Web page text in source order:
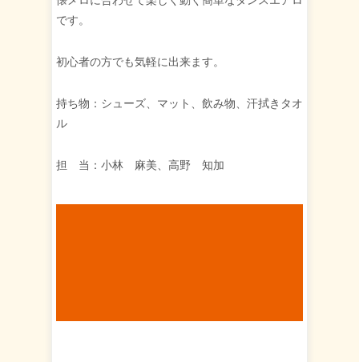
です。
初心者の方でも気軽に出来ます。
持ち物：シューズ、マット、飲み物、汗拭きタオ
ル
担 当：小林 麻美、高野 知加